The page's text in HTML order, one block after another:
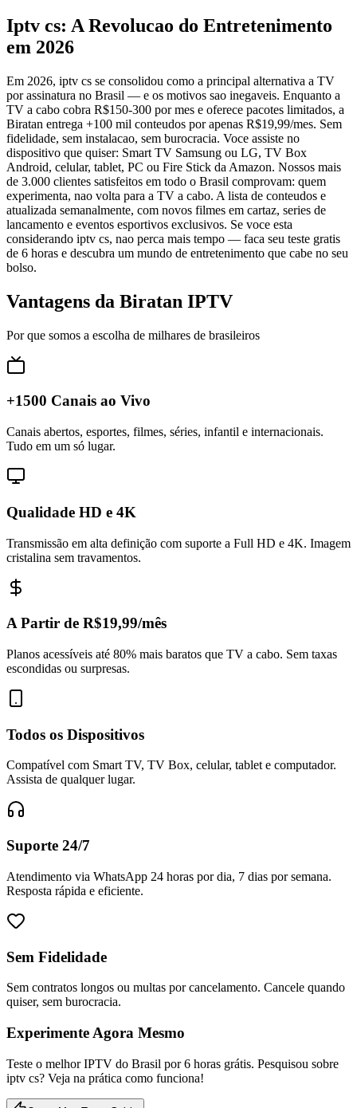
Iptv cs: A Revolucao do Entretenimento
em 2026
Em 2026, iptv cs se consolidou como a principal alternativa a TV
por assinatura no Brasil — e os motivos sao inegaveis. Enquanto a
TV a cabo cobra R$150-300 por mes e oferece pacotes limitados, a
Biratan entrega +100 mil conteudos por apenas R$19,99/mes. Sem
fidelidade, sem instalacao, sem burocracia. Voce assiste no
dispositivo que quiser: Smart TV Samsung ou LG, TV Box
Android, celular, tablet, PC ou Fire Stick da Amazon. Nossos mais
de 3.000 clientes satisfeitos em todo o Brasil comprovam: quem
experimenta, nao volta para a TV a cabo. A lista de conteudos e
atualizada semanalmente, com novos filmes em cartaz, series de
lancamento e eventos esportivos exclusivos. Se voce esta
considerando iptv cs, nao perca mais tempo — faca seu teste gratis
de 6 horas e descubra um mundo de entretenimento que cabe no seu
bolso.
Vantagens da Biratan IPTV
Por que somos a escolha de milhares de brasileiros
+1500 Canais ao Vivo
Canais abertos, esportes, filmes, séries, infantil e internacionais.
Tudo em um só lugar.
Qualidade HD e 4K
Transmissão em alta definição com suporte a Full HD e 4K. Imagem
cristalina sem travamentos.
A Partir de R$19,99/mês
Planos acessíveis até 80% mais baratos que TV a cabo. Sem taxas
escondidas ou surpresas.
Todos os Dispositivos
Compatível com Smart TV, TV Box, celular, tablet e computador.
Assista de qualquer lugar.
Suporte 24/7
Atendimento via WhatsApp 24 horas por dia, 7 dias por semana.
Resposta rápida e eficiente.
Sem Fidelidade
Sem contratos longos ou multas por cancelamento. Cancele quando
quiser, sem burocracia.
Experimente Agora Mesmo
Teste o melhor IPTV do Brasil por 6 horas grátis. Pesquisou sobre
iptv cs? Veja na prática como funciona!